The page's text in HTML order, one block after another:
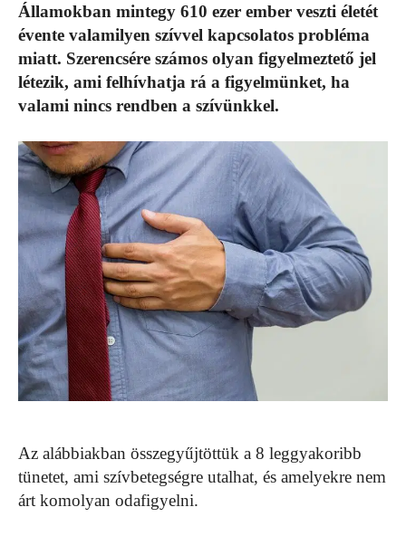
Államokban mintegy 610 ezer ember veszti életét
évente valamilyen szívvel kapcsolatos probléma
miatt. Szerencsére számos olyan figyelmeztető jel
létezik, ami felhívhatja rá a figyelmünket, ha
valami nincs rendben a szívünkkel.
Az alábbiakban összegyűjtöttük a 8 leggyakoribb
tünetet, ami szívbetegségre utalhat, és amelyekre nem
árt komolyan odafigyelni.